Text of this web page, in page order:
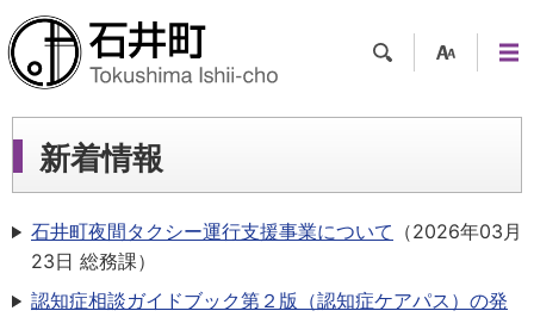
ツー
ュー
新着情報
石井町夜間タクシー運行支援事業について （2026年03月
23日 総務課）
認知症相談ガイドブック第２版（認知症ケアパス）の発